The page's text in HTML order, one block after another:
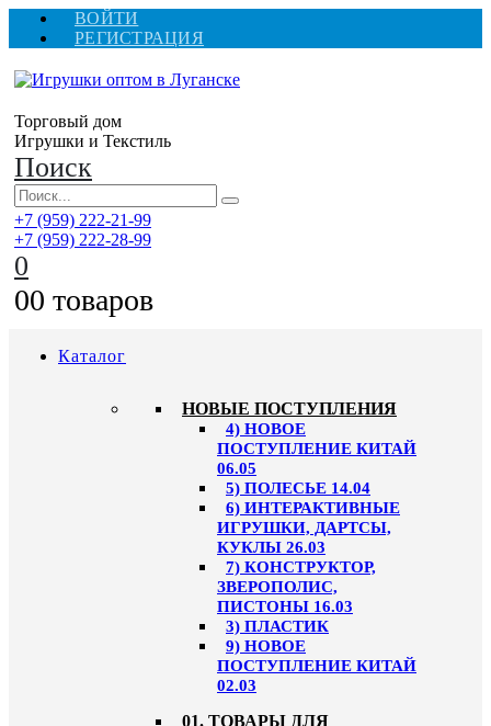
ВОЙТИ
РЕГИСТРАЦИЯ
Торговый дом
Игрушки и Текстиль
Поиск
+7 (959) 222-21-99
+7 (959) 222-28-99
0
00 товаров
Каталог
НОВЫЕ ПОСТУПЛЕНИЯ
4) НОВОЕ
ПОСТУПЛЕНИЕ КИТАЙ
06.05
5) ПОЛЕСЬЕ 14.04
6) ИНТЕРАКТИВНЫЕ
ИГРУШКИ, ДАРТСЫ,
КУКЛЫ 26.03
7) КОНСТРУКТОР,
ЗВЕРОПОЛИС,
ПИСТОНЫ 16.03
3) ПЛАСТИК
9) НОВОЕ
ПОСТУПЛЕНИЕ КИТАЙ
02.03
01. ТОВАРЫ ДЛЯ